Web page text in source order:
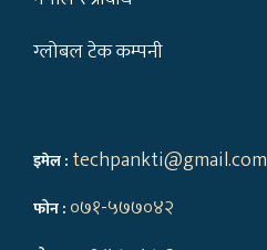
ग्लोबल टेक कम्पनी
इमेल : techpankti@gmail.com
फोन : ०७१-५७७०४२